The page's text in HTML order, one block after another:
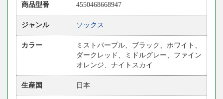
商品型番 4550468668947
ジャンル ソックス
カラー
ミストパープル、ブラック、ホワイト、
ダークレッド、ミドルグレー、ファイン
オレンジ、ナイトスカイ
生産国 日本